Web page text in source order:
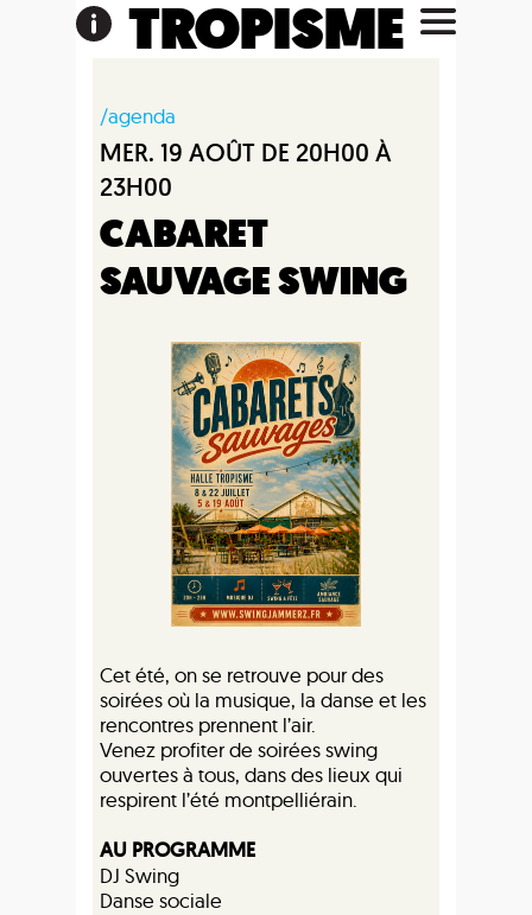
TROPISME
/agenda
MER. 19 AOÛT DE 20H00 À
23H00
CABARET
SAUVAGE SWING
Cet été, on se retrouve pour des
soirées où la musique, la danse et les
rencontres prennent l’air.
Venez profiter de soirées swing
ouvertes à tous, dans des lieux qui
respirent l’été montpelliérain.
AU PROGRAMME
DJ Swing
Danse sociale